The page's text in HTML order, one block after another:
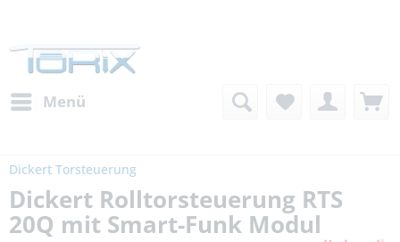
Menü
Dickert Torsteuerung
Dickert Rolltorsteuerung RTS
20Q mit Smart-Funk Modul